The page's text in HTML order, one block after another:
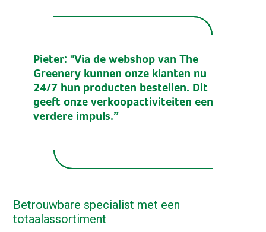
Pieter: "Via de webshop van The
Greenery kunnen onze klanten nu
24/7 hun producten bestellen. Dit
geeft onze verkoopactiviteiten een
verdere impuls.”
Betrouwbare specialist met een
totaalassortiment